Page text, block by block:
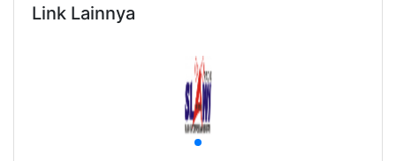
Link Lainnya